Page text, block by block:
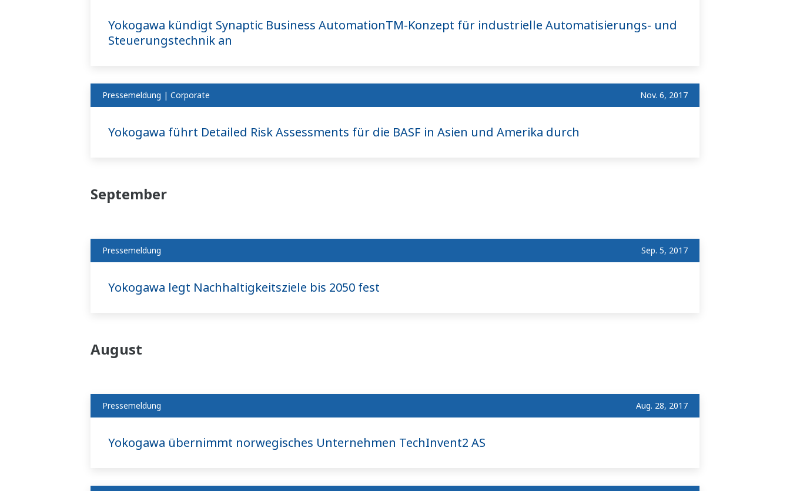
Yokogawa kündigt Synaptic Business AutomationTM-Konzept für industrielle Automatisierungs- und
Steuerungstechnik an
Pressemeldung | Corporate Nov. 6, 2017
Yokogawa führt Detailed Risk Assessments für die BASF in Asien und Amerika durch
September
Pressemeldung Sep. 5, 2017
Yokogawa legt Nachhaltigkeitsziele bis 2050 fest
August
Pressemeldung Aug. 28, 2017
Yokogawa übernimmt norwegisches Unternehmen TechInvent2 AS